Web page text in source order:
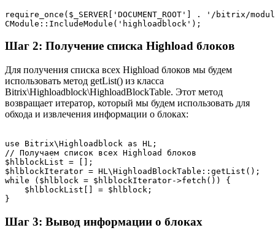
require_once($_SERVER['DOCUMENT_ROOT'] . '/bitrix/
Шаг 2: Получение списка Highload блоков
Для получения списка всех Highload блоков мы будем
использовать метод getList() из класса
Bitrix\Highloadblock\HighloadBlockTable. Этот метод
возвращает итератор, который мы будем использовать для
обхода и извлечения информации о блоках:
use Bitrix\Highloadblock as HL;
// Получаем список всех Highload блоков
$hlblockList = [];
$hlblockIterator = HL\HighloadBlockTable::getList();
while ($hlblock = $hlblockIterator->fetch()) {
    $hlblockList[] = $hlblock;
}
Шаг 3: Вывод информации о блоках